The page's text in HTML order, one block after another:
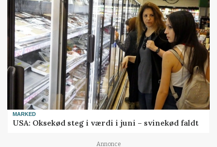
MARKED
USA: Oksekød steg i værdi i juni – svinekød faldt
Annonce